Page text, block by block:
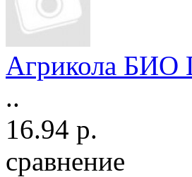
Агрикола БИО
..
16.94 р.
сравнение